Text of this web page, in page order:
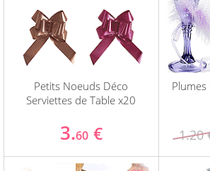
Petits Noeuds Déco
Serviettes de Table x20
3.60 € 1.20